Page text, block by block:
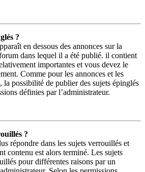
?
en dessous des annonces sur la
dans lequel il a été publié. il contient
importantes et vous devez le
Comme pour les annonces et les
la possibilité de publier des sujets épinglés
définies par l’administrateur.
?
répondre dans les sujets verrouillés et
contenu est alors terminé. Les sujets
pour différentes raisons par un